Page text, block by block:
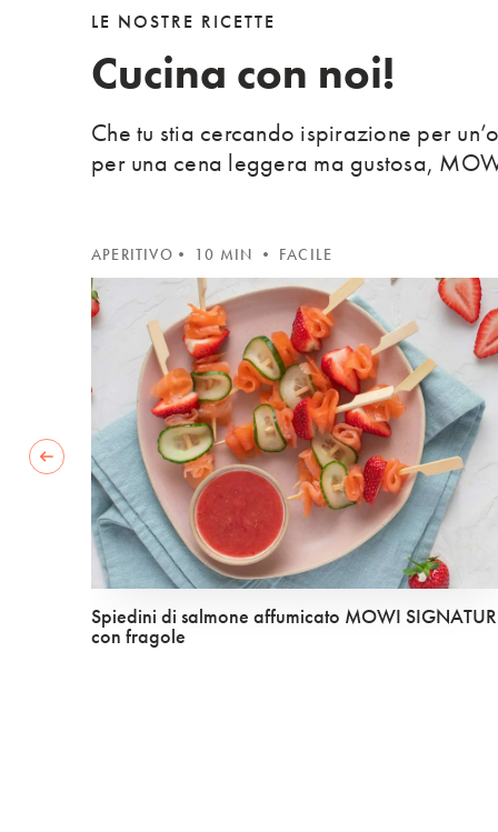
LE NOSTRE RICETTE
Cucina con noi!
Che tu stia cercando ispirazione per
per una cena leggera ma gustosa,
slide
APERITIVO • 10 MIN • FACILE
Spiedini di salmone affumicato MOWI
con fragole